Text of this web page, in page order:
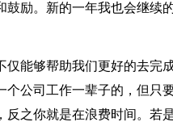
励。新的一年我也会继续
能够帮助我们更好的去完
公司工作一辈子的，但只
之你就是在浪费时间。若